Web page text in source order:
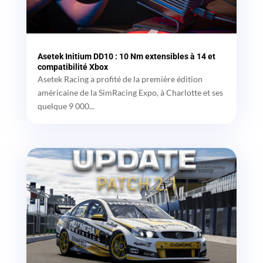
Asetek Initium DD10 : 10 Nm extensibles à 14 et
compatibilité Xbox
Asetek Racing a profité de la première édition
américaine de la SimRacing Expo, à Charlotte et ses
quelque 9 000...